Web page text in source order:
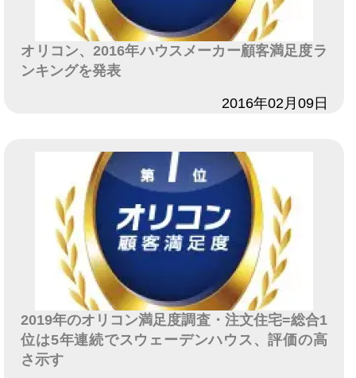
オリコン、2016年ハウスメーカー顧客満足度ラ
ンキングを発表
2016年02月09日
2019年のオリコン満足度調査・注文住宅=総合1
位は5年連続でスウェーデンハウス、評価の高
さ示す